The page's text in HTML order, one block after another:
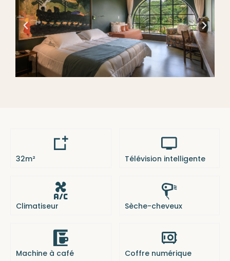
32m² Télévision intelligente
Climatiseur Sèche-cheveux
Machine à café Coffre numérique